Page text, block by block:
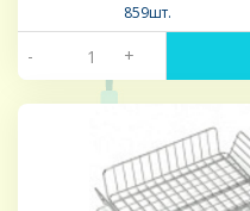
859шт.
- +